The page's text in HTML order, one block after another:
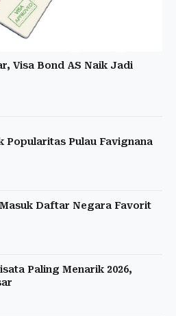
Visa Bond AS Naik Jadi
Popularitas Pulau Favignana
Daftar Negara Favorit
Paling Menarik 2026,